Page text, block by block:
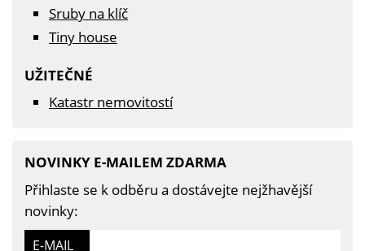
Sruby na klíč
Tiny house
UŽITEČNÉ
Katastr nemovitostí
NOVINKY E-MAILEM ZDARMA
Přihlaste se k odběru a dostávejte nejžhavější
novinky:
E-MAIL